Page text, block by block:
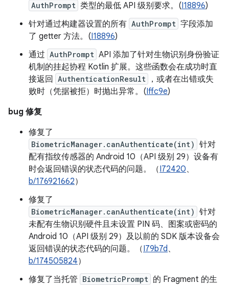
AuthPrompt 类型的最低 API 级别要求。(I18896)
针对通过构建器设置的所有 AuthPrompt 字段添加
了 getter 方法。(I18896)
通过 AuthPrompt API 添加了针对生物识别身份验证
机制的挂起协程 Kotlin 扩展。这些函数会在成功时直
接返回
AuthenticationResult
，或者在出错或失
败时（凭据被拒）时抛出异常。(Iffc9e)
bug 修复
修复了
BiometricManager.canAuthenticate(int) 针对
配有指纹传感器的 Android 10（API 级别 29）设备有
时会返回错误的状态代码的问题。（I72420、
b/176921662）
修复了
BiometricManager.canAuthenticate(int) 针对
未配有生物识别硬件且未设置 PIN 码、图案或密码的
Android 10（API 级别 29）及以前的 SDK 版本设备会
返回错误的状态代码的问题。（I79b7d、
b/174505824）
修复了当托管 BiometricPrompt 的 Fragment 的生